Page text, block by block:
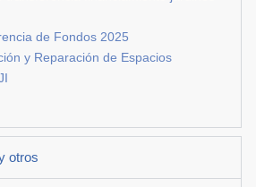
de Fondos 2025
y Reparación de Espacios
otros